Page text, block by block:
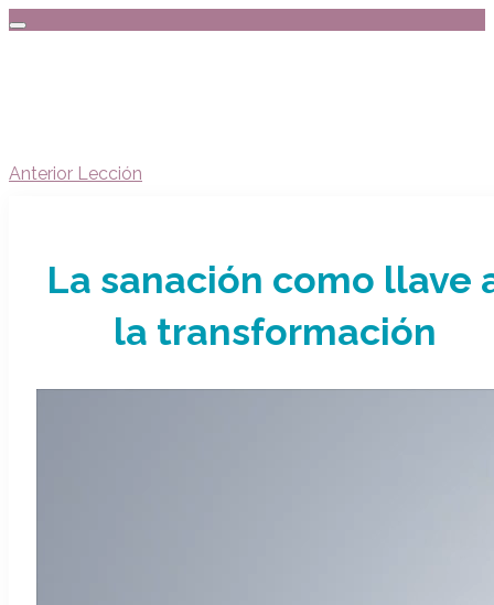
Anterior Lección
La sanación como llave
la transformación